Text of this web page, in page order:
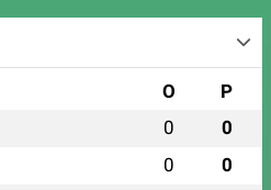
O P
0 0
0 0